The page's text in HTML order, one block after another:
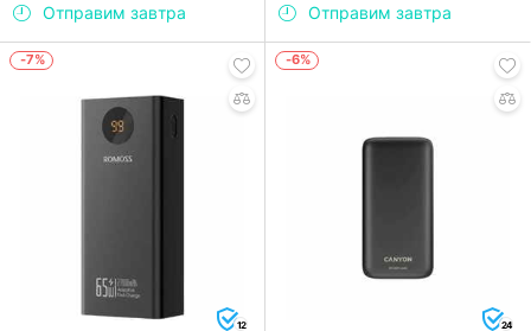
Отправим завтра
Отправим завтра
-7%
12
-6%
24